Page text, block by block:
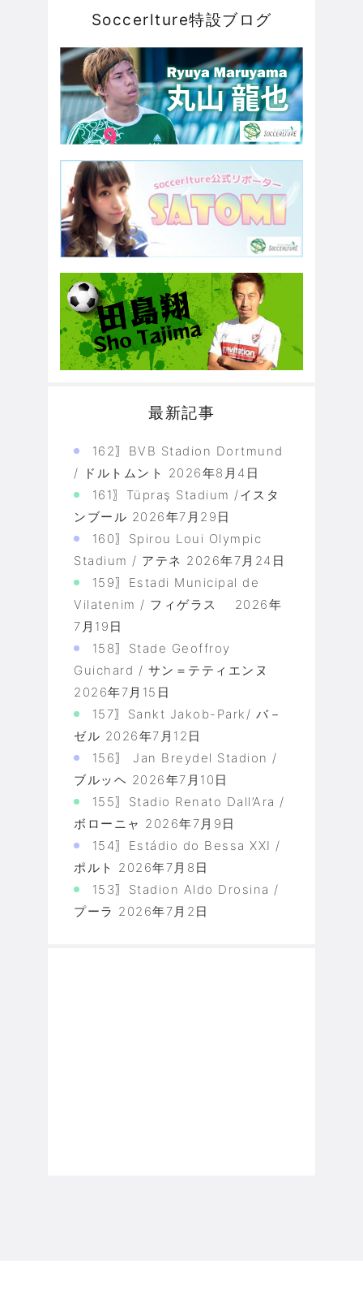
Soccerlture特設ブログ
最新記事
162〗BVB Stadion Dortmund
/ ドルトムント 2026年8月4日
161〗Tüpraş Stadium /イスタ
ンブール 2026年7月29日
160〗Spirou Loui Olympic
Stadium / アテネ 2026年7月24日
159〗Estadi Municipal de
Vilatenim / フィゲラス
2026年
7月19日
158〗Stade Geoffroy
Guichard / サン＝テティエンヌ
2026年7月15日
157〗Sankt Jakob-Park/ バ－
ゼル 2026年7月12日
156〗 Jan Breydel Stadion /
ブルッヘ 2026年7月10日
155〗Stadio Renato Dall’Ara /
ボローニャ 2026年7月9日
154〗Estádio do Bessa XXI /
ポルト 2026年7月8日
153〗Stadion Aldo Drosina /
プーラ 2026年7月2日